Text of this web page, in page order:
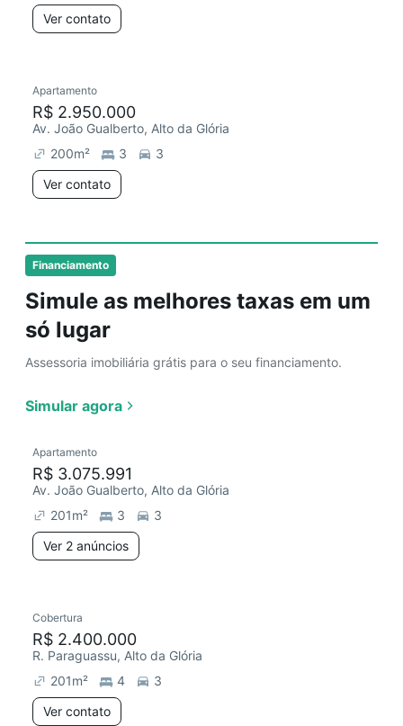
Financiamento
Simule as melhores taxas em um
só lugar
Assessoria imobiliária grátis para o seu financiamento.
Simular agora
Ver contato
Apartamento
R$ 2.950.000
Av. João Gualberto, Alto da Glória
200m² 3
3
Ver contato
Apartamento
R$ 3.075.991
Av. João Gualberto, Alto da Glória
201m² 3
3
Ver 2 anúncios
Cobertura
R$ 2.400.000
R. Paraguassu, Alto da Glória
201m² 4
3
Ver contato